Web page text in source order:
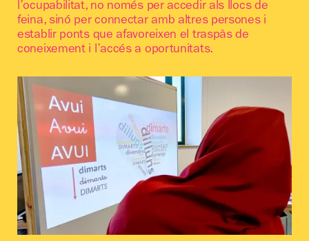
l’ocupabilitat, no només per accedir als llocs de
feina, sinó per connectar amb altres persones i
establir ponts que afavoreixen el traspàs de
coneixement i l’accés a oportunitats.